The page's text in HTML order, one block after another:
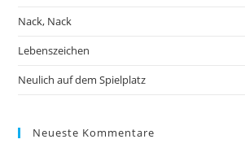
Nack, Nack
Lebenszeichen
Neulich auf dem Spielplatz
Neueste Kommentare